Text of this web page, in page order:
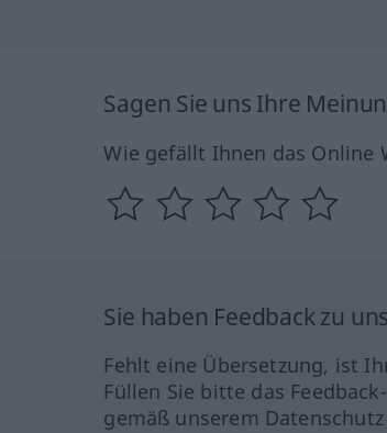
Sagen Sie uns Ihre
Wie gefällt Ihnen das Online
Sie haben Feedback zu
Fehlt eine Übersetzung, ist
Füllen Sie bitte das
gemäß unserem